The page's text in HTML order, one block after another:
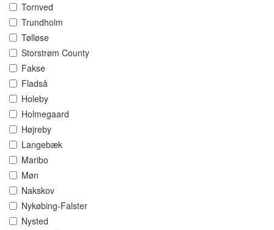
Tornved
Trundholm
Tølløse
Storstrøm County
Fakse
Fladså
Holeby
Holmegaard
Højreby
Langebæk
Maribo
Møn
Nakskov
Nykøbing-Falster
Nysted